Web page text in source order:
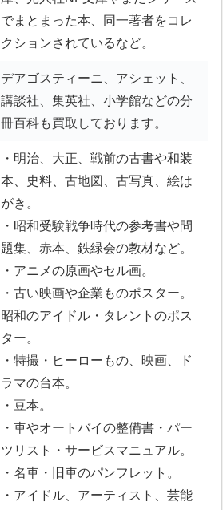
でまとまった本、同一著者をコレ
クションされているなど。
デアゴスティーニ、アシェット、
講談社、集英社、小学館などの分
冊百科も買取しております。
・明治、大正、戦前の古書や和装
本、史料、古地図、古写真、絵は
がき。
・昭和受験戦争時代の参考書や問
題集、赤本、鉄緑会の教材など。
・アニメの原画やセル画。
・古い映画や企業ものポスター。
昭和のアイドル・タレントのポス
ター。
・特撮・ヒーローもの、映画、ド
ラマの台本。
・豆本。
・車やオートバイの整備書・パー
ツリスト・サービスマニュアル。
・名車・旧車のパンフレット。
・アイドル、アーティスト、芸能